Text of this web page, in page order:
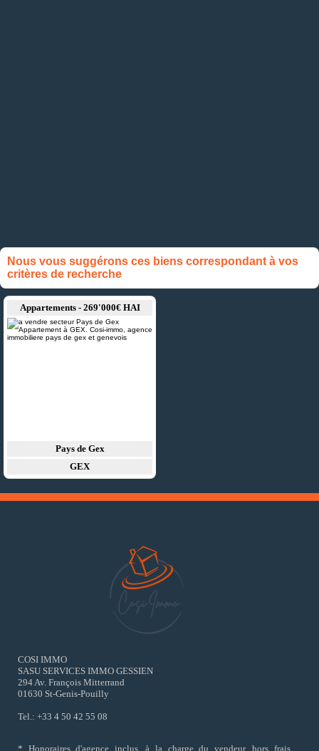
Nous vous suggérons ces biens correspondant à vos
critères de recherche
Appartements - 269'000€ HAI
Pays de Gex
GEX
COSI IMMO
SASU SERVICES IMMO GESSIEN
294 Av. François Mitterrand
01630 St-Genis-Pouilly
Tel.: +33 4 50 42 55 08
* Honoraires d'agence inclus, à la charge du vendeur, hors frais